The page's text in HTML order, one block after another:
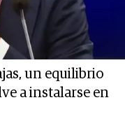
un equilibrio
a instalarse en